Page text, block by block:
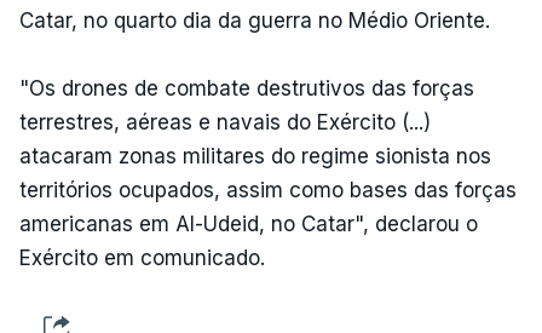
Catar, no quarto dia da guerra no Médio Oriente.
"Os drones de combate destrutivos das forças
terrestres, aéreas e navais do Exército (...)
atacaram zonas militares do regime sionista nos
territórios ocupados, assim como bases das forças
americanas em Al-Udeid, no Catar", declarou o
Exército em comunicado.